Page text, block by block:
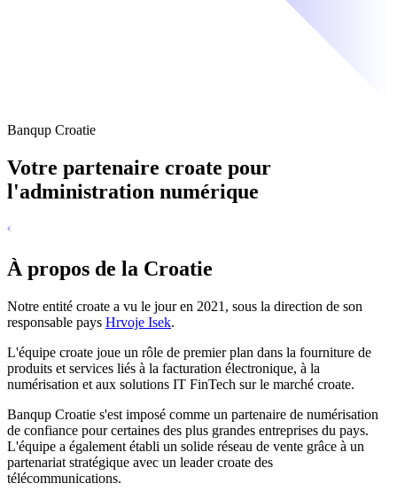
Banqup Croatie
Votre partenaire croate pour
l'administration numérique
À propos de la Croatie
Notre entité croate a vu le jour en 2021, sous la direction de son
responsable pays Hrvoje Isek.
L'équipe croate joue un rôle de premier plan dans la fourniture de
produits et services liés à la facturation électronique, à la
numérisation et aux solutions IT FinTech sur le marché croate.
Banqup Croatie s'est imposé comme un partenaire de numérisation
de confiance pour certaines des plus grandes entreprises du pays.
L'équipe a également établi un solide réseau de vente grâce à un
partenariat stratégique avec un leader croate des
télécommunications.